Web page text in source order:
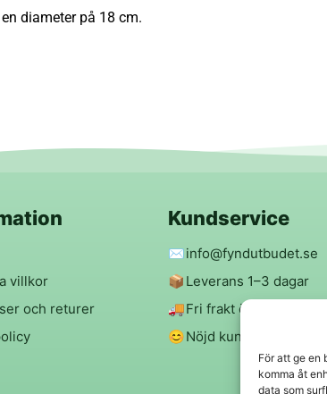
För att ge en
komma åt
data som
diameter på 18 cm.
villkor
och returer
Kundservice
✉️info@fyndutbudet.se
📦 Leverans 1–3 dagar
🚚Fri frakt över 299 kr
😊Nöjd kund-garanti